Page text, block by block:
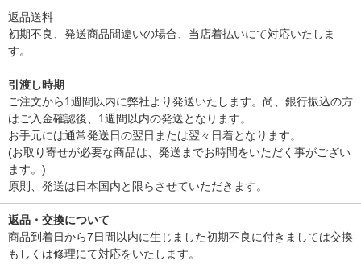
返品送料
初期不良、発送商品間違いの場合、当店着払いにて対応いたしま
す。
引渡し時期
ご注文から1週間以内に弊社より発送いたします。尚、銀行振込の方
はご入金確認後、1週間以内の発送となります。
お手元には通常発送日の翌日または翌々日着となります。
(お取り寄せが必要な商品は、発送までお時間をいただく事がござい
ます。)
原則、発送は日本国内と限らさせていただきます。
返品・交換について
商品到着日から7日間以内に生じました初期不良に付きましては交換
もしくは修理にて対応をいたします。